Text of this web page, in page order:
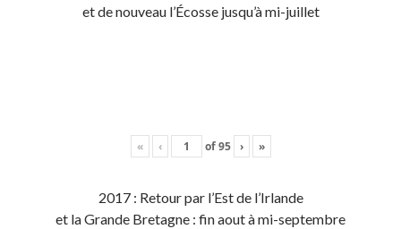
et de nouveau l’Écosse jusqu’à mi-juillet
« ‹ of95 › »
2017 : Retour par l’Est de l’Irlande
et la Grande Bretagne : fin aout à mi-septembre